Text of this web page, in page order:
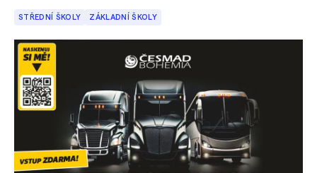
STŘEDNÍ ŠKOLY ZÁKLADNÍ ŠKOLY